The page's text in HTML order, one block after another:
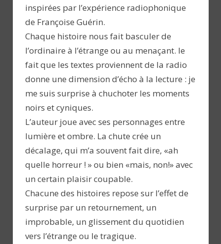
inspirées par l’expérience radiophonique
de Françoise Guérin.
Chaque histoire nous fait basculer de
l’ordinaire à l’étrange ou au menaçant. le
fait que les textes proviennent de la radio
donne une dimension d’écho à la lecture : je
me suis surprise à chuchoter les moments
noirs et cyniques.
L’auteur joue avec ses personnages entre
lumière et ombre. La chute crée un
décalage, qui m’a souvent fait dire, «ah
quelle horreur ! » ou bien «mais, non!» avec
un certain plaisir coupable.
Chacune des histoires repose sur l’effet de
surprise par un retournement, un
improbable, un glissement du quotidien
vers l’étrange ou le tragique.